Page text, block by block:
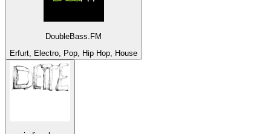
DoubleBass.FM
Erfurt, Electro, Pop, Hip Hop, House